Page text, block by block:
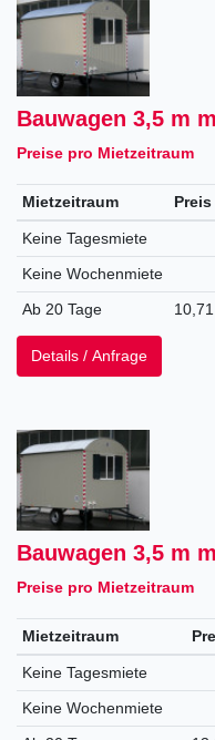
Bauwagen 3,5 m
Preise pro Mietzeitraum
Mietzeitraum
Keine Tagesmiete
Keine Wochenmiete
Ab 20 Tage
Details / Anfrage
Bauwagen 3,5 m
Preise pro Mietzeitraum
Mietzeitraum
Keine Tagesmiete
Keine Wochenmiete